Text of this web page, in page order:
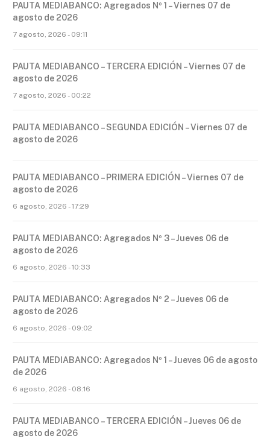
PAUTA MEDIABANCO: Agregados Nº 1 – Viernes 07 de
agosto de 2026
7 agosto, 2026 - 09:11
PAUTA MEDIABANCO – TERCERA EDICIÓN – Viernes 07 de
agosto de 2026
7 agosto, 2026 - 00:22
PAUTA MEDIABANCO – SEGUNDA EDICIÓN – Viernes 07 de
agosto de 2026
PAUTA MEDIABANCO – PRIMERA EDICIÓN – Viernes 07 de
agosto de 2026
6 agosto, 2026 - 17:29
PAUTA MEDIABANCO: Agregados Nº 3 – Jueves 06 de
agosto de 2026
6 agosto, 2026 - 10:33
PAUTA MEDIABANCO: Agregados Nº 2 – Jueves 06 de
agosto de 2026
6 agosto, 2026 - 09:02
PAUTA MEDIABANCO: Agregados Nº 1 – Jueves 06 de agosto
de 2026
6 agosto, 2026 - 08:16
PAUTA MEDIABANCO – TERCERA EDICIÓN – Jueves 06 de
agosto de 2026